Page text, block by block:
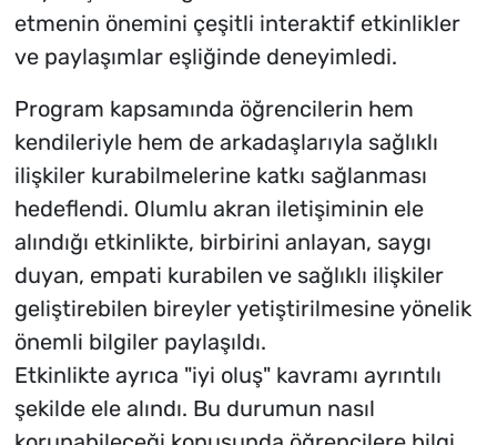
etmenin önemini çeşitli interaktif etkinlikler
ve paylaşımlar eşliğinde deneyimledi.
Program kapsamında öğrencilerin hem
kendileriyle hem de arkadaşlarıyla sağlıklı
ilişkiler kurabilmelerine katkı sağlanması
hedeflendi. Olumlu akran iletişiminin ele
alındığı etkinlikte, birbirini anlayan, saygı
duyan, empati kurabilen ve sağlıklı ilişkiler
geliştirebilen bireyler yetiştirilmesine yönelik
önemli bilgiler paylaşıldı.
Etkinlikte ayrıca "iyi oluş" kavramı ayrıntılı
şekilde ele alındı. Bu durumun nasıl